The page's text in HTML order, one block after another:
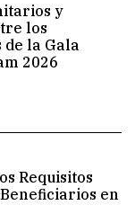
y
los
de la Gala
2026
Requisitos
en